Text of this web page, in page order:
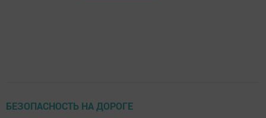
БЕЗОПАСНОСТЬ НА ДОРОГЕ